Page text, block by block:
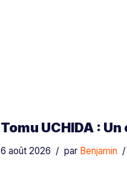
Tomu UCHIDA :
6 août 2026 par Benjamin